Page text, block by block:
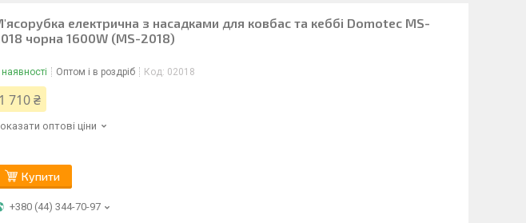
електрична з насадками для ковбас та кеббі Domotec MS-
чорна 1600W (MS-2018)
наявності Оптом і в роздріб Код: 02018
1 710 ₴
оптові ціни
Купити
+380 (44) 344-70-97